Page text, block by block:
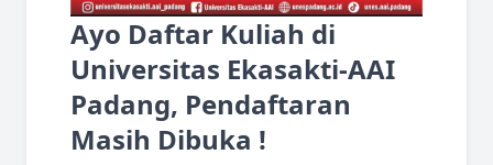
Ayo Daftar Kuliah di
Universitas Ekasakti-AAI
Padang, Pendaftaran
Masih Dibuka !